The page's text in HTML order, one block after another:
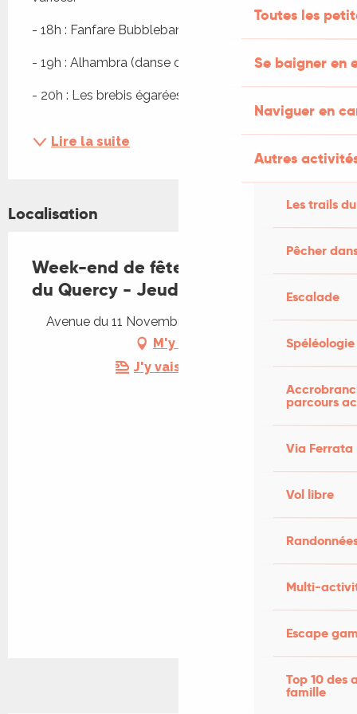
Toutes les
Se baigner en
Naviguer en
Autres
Les trails
Pêcher
Escalade
Spéléologie
parcours
Via Ferrata
Vol libre
Multi-
Escape
Top 10 des
famille
- 18h : Fanfare Bubbleband46
- 19h : Alhambra (danse orientale tribal)
- 20h : Les brebis égarées
Lire la suite
Localisation
Week-end de fête du Restaurant
du Quercy - Jeudi
Avenue du 11 Novembre 1918, 46500 Gramat
M'y rendre
J'y vais en train !